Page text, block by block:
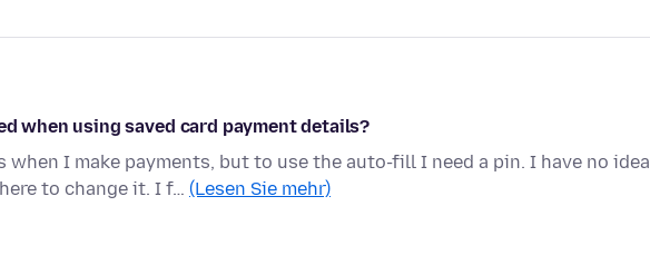
when using saved card payment details?
when I make payments, but to use the auto-fill I need a pin. I have no idea
to change it. I f… (Lesen Sie mehr)